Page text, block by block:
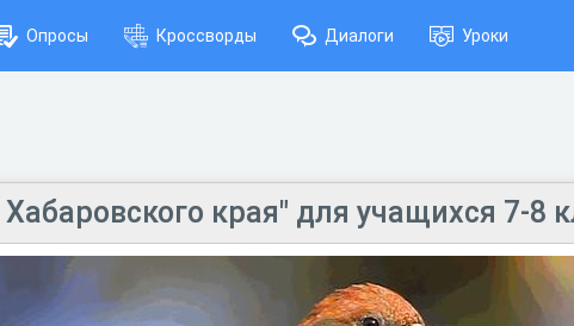
Опросы Кроссворды Диалоги Уроки
края" для учащихся 7-8